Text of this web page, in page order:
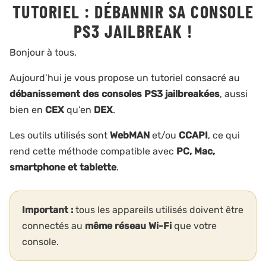
TUTORIEL : DÉBANNIR SA CONSOLE
PS3 JAILBREAK !
par
Bonjour à tous,
Aujourd’hui je vous propose un tutoriel consacré au
débanissement des consoles PS3 jailbreakées, aussi
bien en CEX qu’en DEX.
Les outils utilisés sont WebMAN et/ou CCAPI, ce qui
rend cette méthode compatible avec PC, Mac,
smartphone et tablette.
Important : tous les appareils utilisés doivent être
connectés au même réseau Wi-Fi que votre
console.